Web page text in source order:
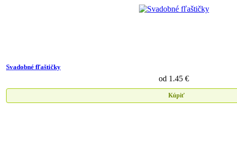
Svadobné fľaštičky
od 1.45 €
Kúpiť